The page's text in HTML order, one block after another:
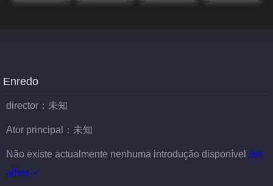
Enredo
director： 未知
Ator principal： 未知
Não existe actualmente nenhuma introdução disponível det
alhes